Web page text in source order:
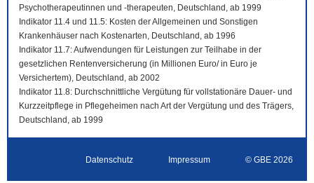
Psychotherapeutinnen und -therapeuten, Deutschland, ab 1999
Indikator 11.4 und 11.5: Kosten der Allgemeinen und Sonstigen
Krankenhäuser nach Kostenarten, Deutschland, ab 1996
Indikator 11.7: Aufwendungen für Leistungen zur Teilhabe in der
gesetzlichen Rentenversicherung (in Millionen Euro/ in Euro je
Versichertem), Deutschland, ab 2002
Indikator 11.8: Durchschnittliche Vergütung für vollstationäre Dauer- und
Kurzzeitpflege in Pflegeheimen nach Art der Vergütung und des Trägers,
Deutschland, ab 1999
Datenschutz Impressum © GBE 2026